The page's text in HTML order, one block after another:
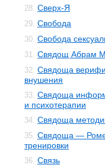
28. Сверх-Я
29. Свобода
30. Свобода
31. Свядощ Абрам
32. Свядоща
внушения
33. Свядоща
и психотерапии
34. Свядоща
35. Свядоща —
тренировки
36. Связь